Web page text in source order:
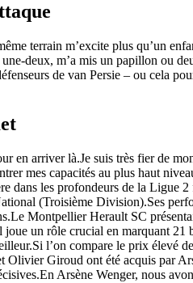
terrain m’excite plus qu’un
deux, m’a mis un papillon ou
de van Persie – ou cela
en arriver là.Je suis très fier de
mes capacités au plus haut
dans les profondeurs de la Ligue
(Troisième Division).Ses
Montpellier Herault SC
un rôle crucial en marquant
l’on compare le prix
Olivier Giroud ont été acquis
Arsène Wenger, nous